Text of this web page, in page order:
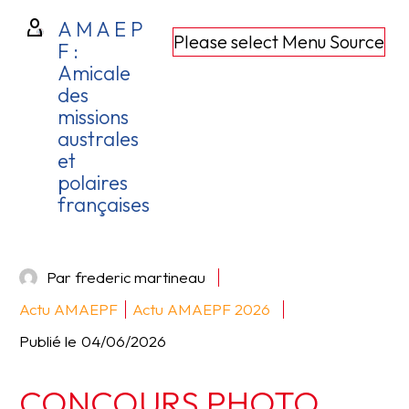
Please select Menu Source
A M A E P
F :
Amicale
des
missions
australes
et
polaires
françaises
Par frederic martineau
Actu AMAEPF
Actu AMAEPF 2026
Publié le 04/06/2026